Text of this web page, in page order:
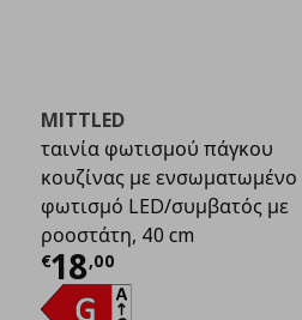
€ 35,00
MITTLED
ταινία φωτισμού πάγκου
κουζίνας με ενσωματωμένο
φωτισμό LED/συμβατός με
ροοστάτη, 40 cm
€18,00
Τρέχουσα τιμή